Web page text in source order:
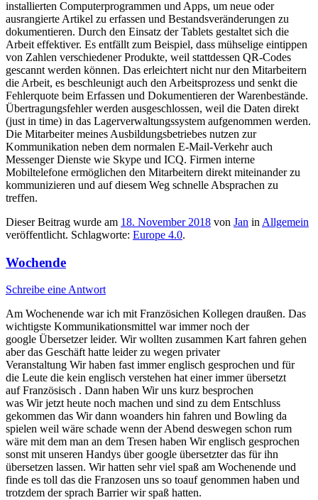
installierten Computerprogrammen und Apps, um neue oder
ausrangierte Artikel zu erfassen und Bestandsveränderungen zu
dokumentieren. Durch den Einsatz der Tablets gestaltet sich die
Arbeit effektiver. Es entfällt zum Beispiel, dass mühselige eintippen
von Zahlen verschiedener Produkte, weil stattdessen QR-Codes
gescannt werden können. Das erleichtert nicht nur den Mitarbeitern
die Arbeit, es beschleunigt auch den Arbeitsprozess und senkt die
Fehlerquote beim Erfassen und Dokumentieren der Warenbestände.
Übertragungsfehler werden ausgeschlossen, weil die Daten direkt
(just in time) in das Lagerverwaltungssystem aufgenommen werden.
Die Mitarbeiter meines Ausbildungsbetriebes nutzen zur
Kommunikation neben dem normalen E-Mail-Verkehr auch
Messenger Dienste wie Skype und ICQ. Firmen interne
Mobiltelefone ermöglichen den Mitarbeitern direkt miteinander zu
kommunizieren und auf diesem Weg schnelle Absprachen zu
treffen.
Dieser Beitrag wurde am 18. November 2018 von Jan in Allgemein
veröffentlicht. Schlagworte: Europe 4.0.
Wochende
Schreibe eine Antwort
Am Wochenende war ich mit Französichen Kollegen draußen. Das
wichtigste Kommunikationsmittel war immer noch der
google Übersetzer leider. Wir wollten zusammen Kart fahren gehen
aber das Geschäft hatte leider zu wegen privater
Veranstaltung Wir haben fast immer englisch gesprochen und für
die Leute die kein englisch verstehen hat einer immer übersetzt
auf Französisch . Dann haben Wir uns kurz besprochen
was Wir jetzt heute noch machen und sind zu dem Entschluss
gekommen das Wir dann woanders hin fahren und Bowling da
spielen weil wäre schade wenn der Abend deswegen schon rum
wäre mit dem man an dem Tresen haben Wir englisch gesprochen
sonst mit unseren Handys über google übersetzter das für ihn
übersetzen lassen. Wir hatten sehr viel spaß am Wochenende und
finde es toll das die Franzosen uns so toauf genommen haben und
trotzdem der sprach Barrier wir spaß hatten.